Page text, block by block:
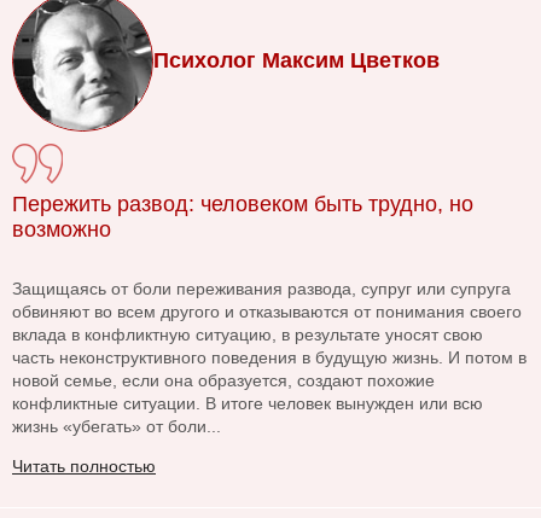
Психолог Максим Цветков
Пережить развод: человеком быть трудно, но
возможно
Защищаясь от боли переживания развода, супруг или супруга
обвиняют во всем другого и отказываются от понимания своего
вклада в конфликтную ситуацию, в результате уносят свою
часть неконструктивного поведения в будущую жизнь. И потом в
новой семье, если она образуется, создают похожие
конфликтные ситуации. В итоге человек вынужден или всю
жизнь «убегать» от боли...
Читать полностью